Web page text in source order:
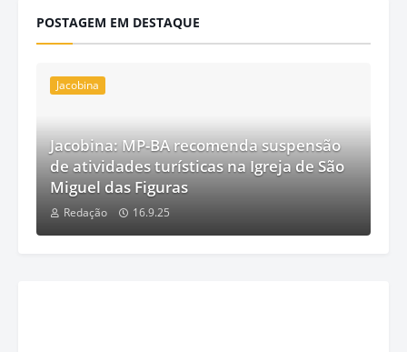
POSTAGEM EM DESTAQUE
Jacobina
Jacobina: MP-BA recomenda suspensão
de atividades turísticas na Igreja de São
Miguel das Figuras
Redação 16.9.25